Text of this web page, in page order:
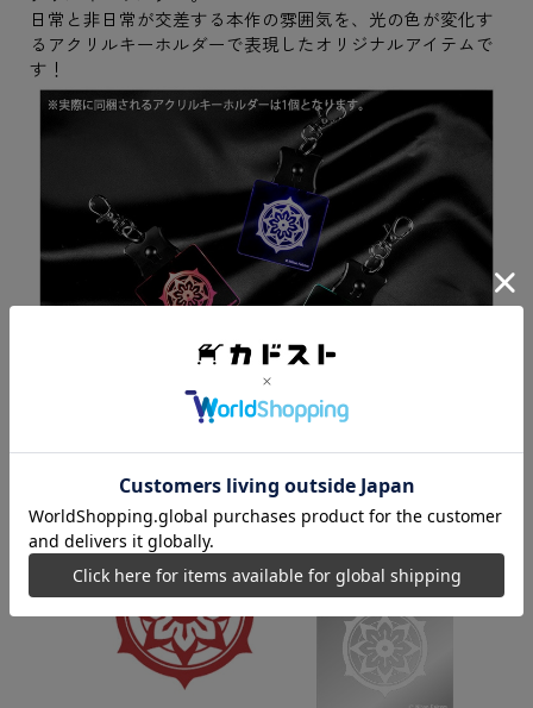
日常と非日常が交差する本作の雰囲気を、光の色が変化す
るアクリルキーホルダーで表現したオリジナルアイテムで
す！